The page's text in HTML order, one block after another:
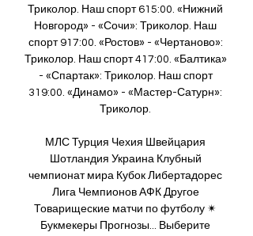
Триколор. Наш спорт 615:00. «Нижний
Новгород» - «Сочи»: Триколор. Наш
спорт 917:00. «Ростов» - «Чертаново»:
Триколор. Наш спорт 417:00. «Балтика»
- «Спартак»: Триколор. Наш спорт
319:00. «Динамо» - «Мастер-Сатурн»:
Триколор.
МЛС Турция Чехия Швейцария
Шотландия Украина Клубный
чемпионат мира Кубок Либертадорес
Лига Чемпионов АФК Другое
Товарищеские матчи по футболу ✴
Букмекеры Прогнозы... Выберите